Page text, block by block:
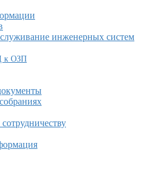
инженерных систем
к ОЗП